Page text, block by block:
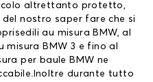
altrettanto protetto,
nostro saper fare che si
au misura BMW, al
misura BMW 3 e fino al
per baule BMW ne
durante tutto